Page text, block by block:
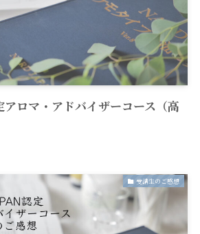
ロマ・アドバイザーコース（高
受講生のご感想